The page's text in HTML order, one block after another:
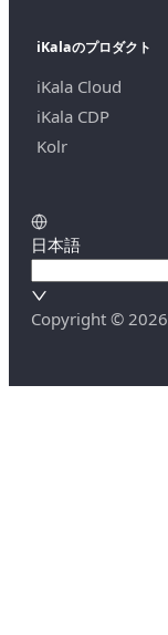
iKalaのプロダクト
iKala Cloud
iKala CDP
Kolr
日本語
Copyright © 2026